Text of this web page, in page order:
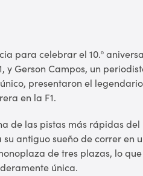
para celebrar el 10.º
y Gerson Campos, un
presentaron el
en la F1.
de las pistas más rápidas
antiguo sueño de correr en
de tres plazas, lo
única.